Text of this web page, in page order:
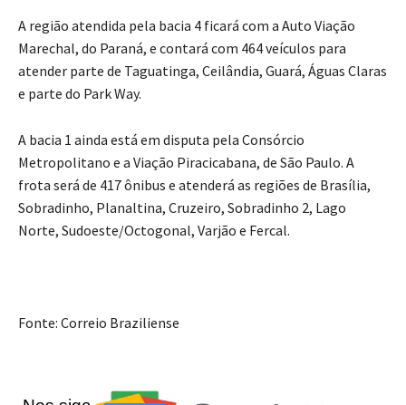
A região atendida pela bacia 4 ficará com a Auto Viação
Marechal, do Paraná, e contará com 464 veículos para
atender parte de Taguatinga, Ceilândia, Guará, Águas Claras
e parte do Park Way.
A bacia 1 ainda está em disputa pela Consórcio
Metropolitano e a Viação Piracicabana, de São Paulo. A
frota será de 417 ônibus e atenderá as regiões de Brasília,
Sobradinho, Planaltina, Cruzeiro, Sobradinho 2, Lago
Norte, Sudoeste/Octogonal, Varjão e Fercal.
Fonte: Correio Braziliense